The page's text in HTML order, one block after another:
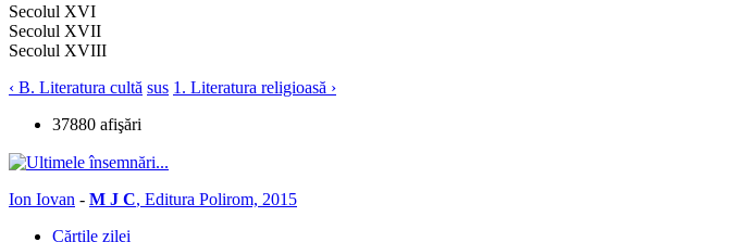
Secolul XVI
Secolul XVII
Secolul XVIII
‹ B. Literatura cultă sus 1. Literatura religioasă ›
37880 afişări
Ion Iovan - M J C, Editura Polirom, 2015
Cărţile zilei